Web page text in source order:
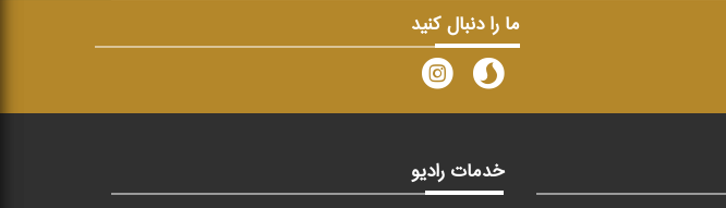
ما را دنبال کنید
خدمات رادیو